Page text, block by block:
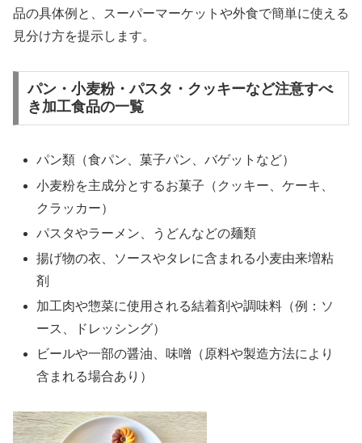
品の具体例と、スーパーマーケットや外食で簡単に使える
見分け方を提示します。
パン・小麦粉・パスタ・クッキーなど注意すべ
き加工食品の一覧
パン類（食パン、菓子パン、バゲットなど）
小麦粉を主成分とするお菓子（クッキー、ケーキ、
クラッカー）
パスタやラーメン、うどんなどの麺類
揚げ物の衣、ソースやタレに含まれる小麦由来増粘
剤
加工肉や惣菜に使用される結着剤や調味料（例：ソ
ース、ドレッシング）
ビールや一部の醤油、味噌（原料や製造方法により
含まれる場合あり）